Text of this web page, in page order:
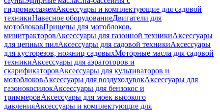
гидромассажемАксессуары и комплектующие для садовой
техникиНавесное оборудованиеДвигатели для
мотоблоковПрицепы для мотоблоков,
минитракторовАксессуары для газонной техникиАксессуары
для цепных пилАксессуары для садовой техникиАксессуары
для кусторезов, ножниц садовыхМоторные масла для садовой
техникиАксессуары для аэратоторов и
скарификаторовАксессуары для культиваторов и
мотоблоковАксессуары для воздуходувокАксессуары для
газонокосилокАксессуары для бензокос и
триммеровАксессуары для моек высокого
давленияАксессуары и комплектующие для